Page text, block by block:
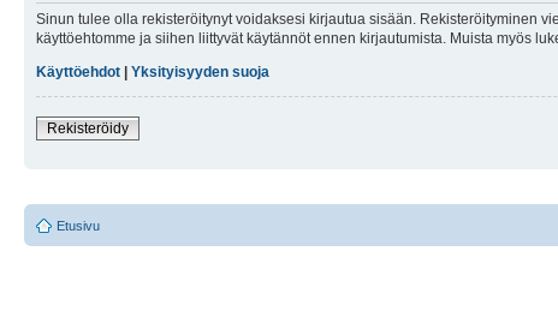
Sinun tulee olla rekisteröitynyt voidaksesi kirjautua sisään. Rekisteröityminen
käyttöehtomme ja siihen liittyvät käytännöt ennen kirjautumista. Muista myös
Käyttöehdot
Yksityisyyden suoja
Rekisteröidy
Etusivu